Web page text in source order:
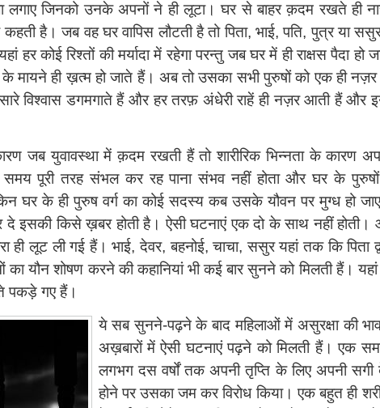
जिनको उनके अपनों ने ही लूटा। घर से बाहर क़दम रखते ही
है। जब वह घर वापिस लौटती है तो पिता, भाई, पति, पुत्र या
हर कोई रिश्तों की मर्यादा में रहेगा परन्तु जब घर में ही राक्षस पैदा
के मायने ही ख़त्म हो जाते हैं। अब तो उसका सभी पुरुषों को एक ही
विश्‍वास डगमगाते हैं और हर तरफ़ अंधेरी राहें ही नज़र आती हैं और
जब युवावस्था में क़दम रखती हैं तो शारीरिक भिन्नता के
पूरी तरह संभल कर रह पाना संभव नहीं होता और घर के पुरुषों
घर के ही पुरुष वर्ग का कोई सदस्य कब उसके यौवन पर मुग्ध हो
दे इसकी किसे ख़बर होती है। ऐसी घटनाएं एक दो के साथ नहीं
ही लूट ली गई हैं। भाई, देवर, बहनोई, चाचा, ससुर यहां तक कि पिता
का यौन शोषण करने की कहानियां भी कई बार सुनने को मिलती हैं। यहां
पकड़े गए हैं।
ये सब सुनने-पढ़ने के बाद महिलाओं में असुरक्षा की
अख़बारों में ऐसी घटनाएं पढ़ने को मिलती हैं। एक
लगभग दस वर्षों तक अपनी तृप्‍ति के लिए अपनी
होने पर उसका जम कर विरोध किया। एक बहुत ही